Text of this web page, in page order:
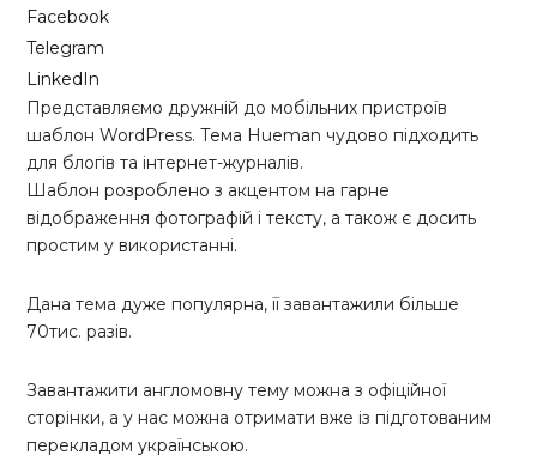
Facebook
Telegram
LinkedIn
Представляємо дружній до мобільних пристроїв
шаблон WordPress. Тема Hueman чудово підходить
для блогів та інтернет-журналів.
Шаблон розроблено з акцентом на гарне
відображення фотографій і тексту, а також є досить
простим у використанні.
Дана тема дуже популярна, її завантажили більше
70тис. разів.
Завантажити англомовну тему можна з офіційної
сторінки, а у нас можна отримати вже із підготованим
перекладом українською.